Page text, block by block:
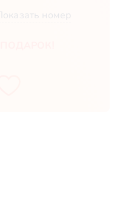
Показать номер